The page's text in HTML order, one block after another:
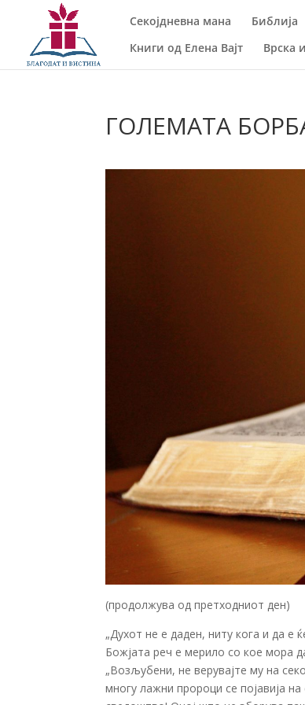
Секојдневна мана Библија
Книги од Елена Вајт
Врска
ГОЛЕМАТА
(продолжува од претходниот ден)
„Духот не е даден, ниту кога и да е
Божјата реч е мерило со кое мора
„Возљубени, не верувајте му на
многу лажни пророци се појавија на